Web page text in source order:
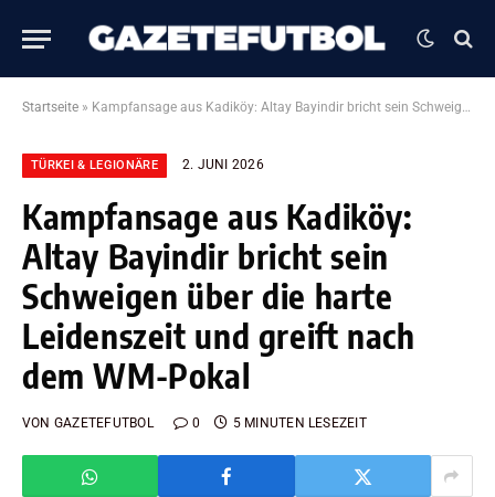
Startseite » Kampfansage aus Kadiköy: Altay Bayindir bricht sein Schweigen über die harte Leidenszeit und greift nach dem WM-Pokal
TÜRKEI & LEGIONÄRE 2. JUNI 2026
Kampfansage aus Kadiköy:
Altay Bayindir bricht sein
Schweigen über die harte
Leidenszeit und greift nach
dem WM-Pokal
VON GAZETEFUTBOL 0 5 MINUTEN LESEZEIT